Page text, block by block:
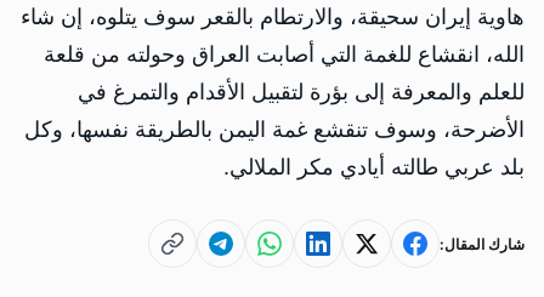
هاوية إيران سحيقة، والارتطام بالقعر سوف يتلوه، إن شاء
الله، انقشاع للغمة التي أصابت العراق وحولته من قلعة
للعلم والمعرفة إلى بؤرة لتقبيل الأقدام والتمرغ في
الأضرحة، وسوف تنقشع غمة اليمن بالطريقة نفسها، وكل
بلد عربي طالته أيادي مكر الملالي.
شارك المقال: